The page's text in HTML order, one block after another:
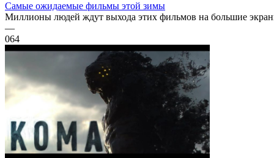
Самые ожидаемые фильмы этой зимы
Миллионы людей ждут выхода этих фильмов на большие
—
064